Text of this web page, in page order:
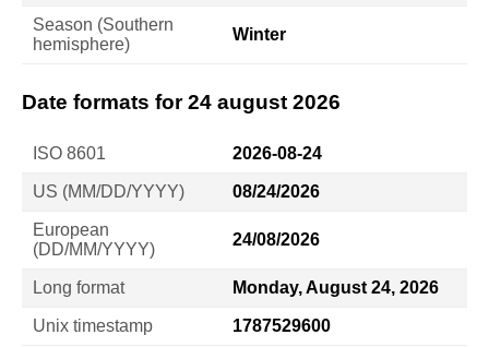
Season (Southern
hemisphere)
Winter
Date formats for 24 august 2026
ISO 8601 2026-08-24
US (MM/DD/YYYY) 08/24/2026
European
(DD/MM/YYYY)
24/08/2026
Long format Monday, August 24, 2026
Unix timestamp 1787529600